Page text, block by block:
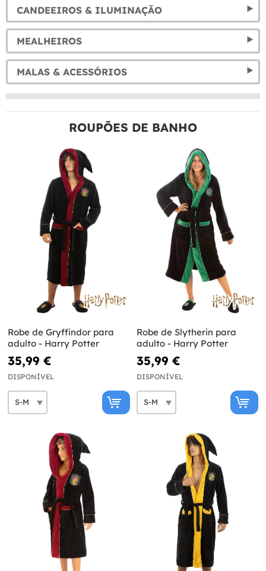
CANDEEIROS & ILUMINAÇÃO
MEALHEIROS
MALAS & ACESSÓRIOS
ROUPÕES DE BANHO
Robe de Gryffindor para
adulto - Harry Potter
35,99 €
DISPONÍVEL
Robe de Slytherin para
adulto - Harry Potter
35,99 €
DISPONÍVEL